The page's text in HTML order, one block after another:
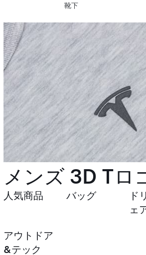
靴下
メンズ 3D Tロ
人気商品 バッグ
ド
ェ
アウトドア
&テック